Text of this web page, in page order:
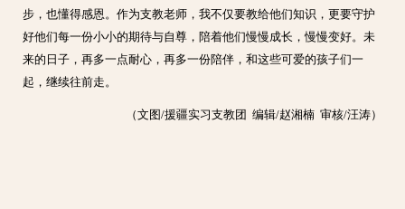
步，也懂得感恩。作为支教老师，我不仅要教给他们知识，更要守护
好他们每一份小小的期待与自尊，陪着他们慢慢成长，慢慢变好。未
来的日子，再多一点耐心，再多一份陪伴，和这些可爱的孩子们一
起，继续往前走。
（文图/援疆实习支教团 编辑/赵湘楠 审核/汪涛）